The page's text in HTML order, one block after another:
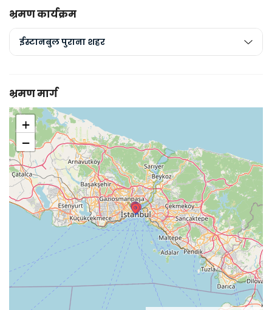
भ्रमण कार्यक्रम
ईस्टानबुल पुराना शहर
भ्रमण मार्ग
+
−